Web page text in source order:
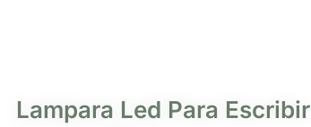
Lampara Led Para Escribir